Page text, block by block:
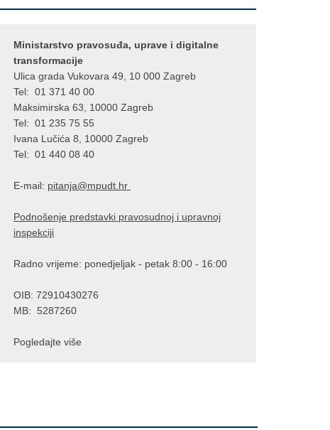
Ministarstvo pravosuđa, uprave i digitalne
transformacije
Ulica grada Vukovara 49, 10 000 Zagreb
Tel: 01 371 40 00
Maksimirska 63, 10000 Zagreb
Tel: 01 235 75 55
Ivana Lučića 8, 10000 Zagreb
Tel: 01 440 08 40
E-mail: pitanja@mpudt.hr
Podnošenje predstavki pravosudnoj i upravnoj
inspekciji
Radno vrijeme: ponedjeljak - petak 8:00 - 16:00
OIB: 72910430276
MB: 5287260
Pogledajte više